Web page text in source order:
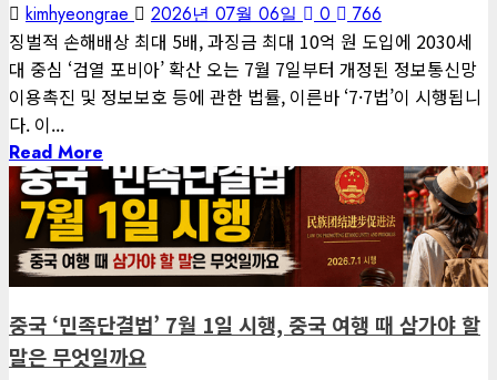
kimhyeongrae 2026년 07월 06일 0 766
징벌적 손해배상 최대 5배, 과징금 최대 10억 원 도입에 2030세
대 중심 ‘검열 포비아’ 확산 오는 7월 7일부터 개정된 정보통신망
이용촉진 및 정보보호 등에 관한 법률, 이른바 ‘7·7법’이 시행됩니
다. 이...
Read More
1 minute read
게재된 글
글로벌 트렌드
중국 ‘민족단결법’ 7월 1일 시행, 중국 여행 때 삼가야 할
말은 무엇일까요